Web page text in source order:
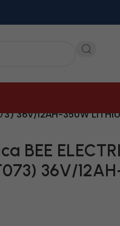
36V/12AH-350W
BEE
36V/